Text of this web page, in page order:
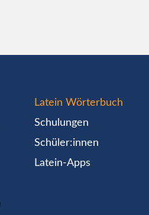
Latein Wörterbuch
Schulungen
Schüler:innen
Latein-Apps